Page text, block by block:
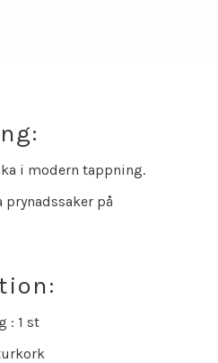
i modern tappning.
på
: 1 st